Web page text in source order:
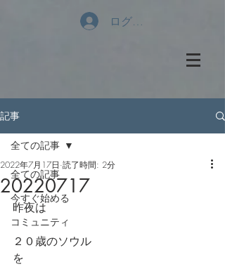
ログイン
記事
全ての記事
今すぐ始める
コミュニティ
全ての記事
20220717
2022年7月17日 読了時間: 2分
昨夜は
２０歳のソウル
を